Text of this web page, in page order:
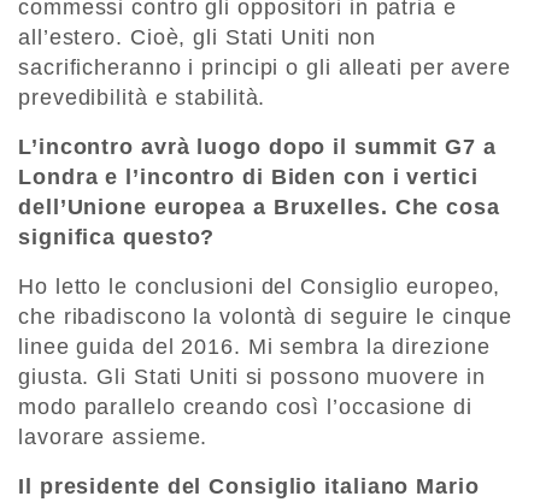
commessi contro gli oppositori in patria e
all’estero. Cioè, gli Stati Uniti non
sacrificheranno i principi o gli alleati per avere
prevedibilità e stabilità.
L’incontro avrà luogo dopo il summit G7 a
Londra e l’incontro di Biden con i vertici
dell’Unione europea a Bruxelles. Che cosa
significa questo?
Ho letto le conclusioni del Consiglio europeo,
che ribadiscono la volontà di seguire le cinque
linee guida del 2016. Mi sembra la direzione
giusta. Gli Stati Uniti si possono muovere in
modo parallelo creando così l’occasione di
lavorare assieme.
Il presidente del Consiglio italiano Mario